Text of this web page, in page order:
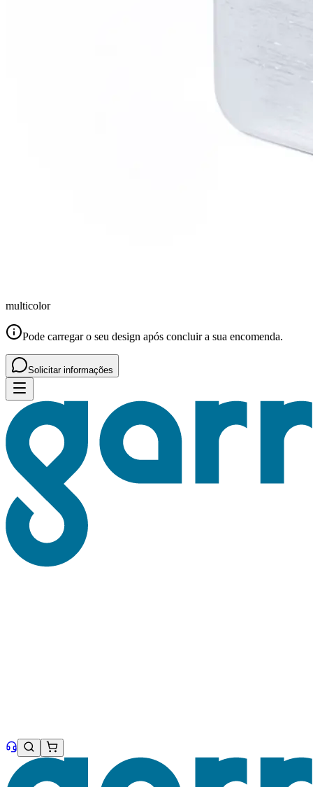
multicolor
Pode carregar o seu design após concluir a sua encomenda.
Solicitar informações